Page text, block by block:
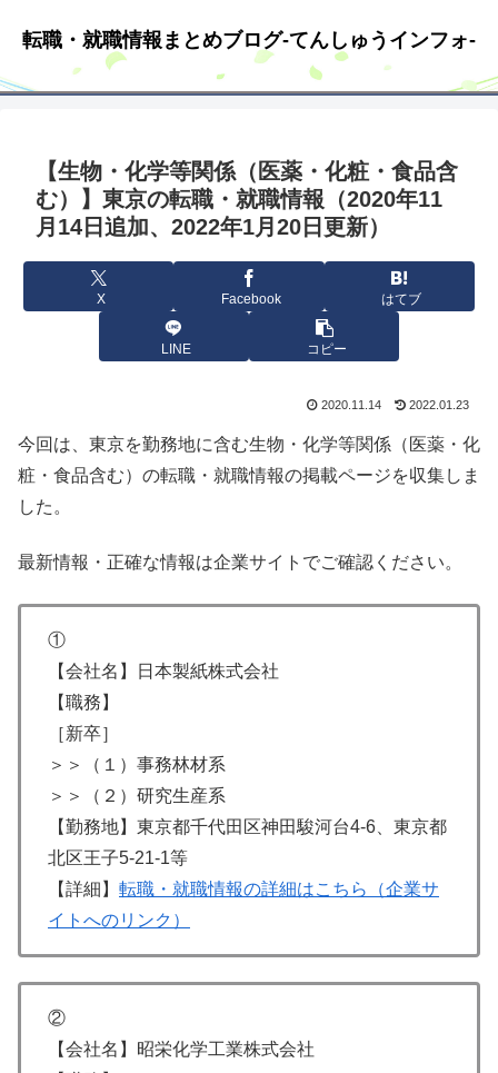
転職・就職情報まとめブログ-てんしゅうインフォ-
【生物・化学等関係（医薬・化粧・食品含
む）】東京の転職・就職情報（2020年11
月14日追加、2022年1月20日更新）
X Facebook はてブ
LINE コピー
2020.11.14 2022.01.23
今回は、東京を勤務地に含む生物・化学等関係（医薬・化
粧・食品含む）の転職・就職情報の掲載ページを収集しま
した。
最新情報・正確な情報は企業サイトでご確認ください。
①
【会社名】日本製紙株式会社
【職務】
［新卒］
＞＞（１）事務林材系
＞＞（２）研究生産系
【勤務地】東京都千代田区神田駿河台4-6、東京都
北区王子5-21-1等
【詳細】 転職・就職情報の詳細はこちら（企業サ
イトへのリンク）
②
【会社名】昭栄化学工業株式会社